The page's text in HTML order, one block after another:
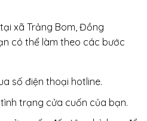
xã Trảng Bom, Đồng
có thể làm theo các bước
số điện thoại hotline.
trạng cửa cuốn của bạn.